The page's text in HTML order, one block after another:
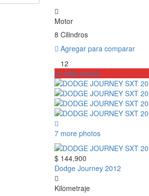
Motor
8 Cilindros
Agregar para comparar
12
Lo más nuevo
7 more photos
$ 144,900
Dodge Journey 2012
Kilometraje